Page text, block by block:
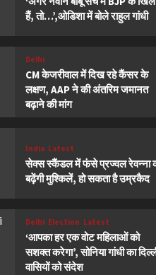
हैं, तो…’,ओडिशा में बोले राहुल गांधी
Delhi
CM केजरीवाल में दिख रहे कैंसर के
लक्षण, AAP ने की अंतरिम जमानत
बढ़ाने की मांग
India Latest
सेक्स स्कैंडल में फंसे प्रज्वल रेवन्ना
बढ़ेंगी मुश्किलें, हो सकता है उम्रकैद
Delhi Election Latest
‘आपका हर एक वोट महिलाओं को
सशक्त करेगा’, सोनिया गांधी का
वासियों को संदेश